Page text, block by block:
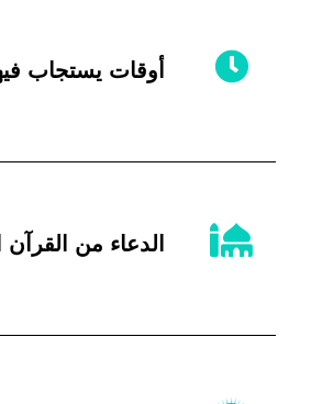
أوقات يستجاب
الدعاء من القرآن